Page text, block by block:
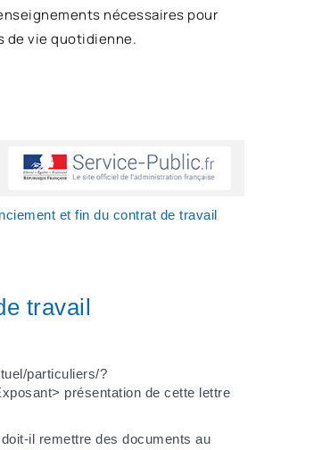
nécessaires pour
de vie quotidienne.
et fin du contrat de travail
travail
particuliers/?
présentation de cette lettre
il remettre des documents au